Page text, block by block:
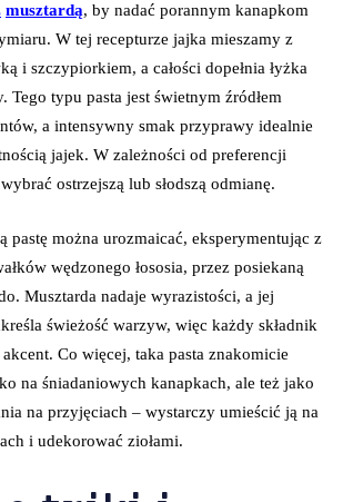
musztardą, by nadać porannym kanapkom
W tej recepturze jajka mieszamy z
i szczypiorkiem, a całości dopełnia łyżka
Tego typu pasta jest świetnym źródłem
a intensywny smak przyprawy idealnie
jajek. W zależności od preferencji
ostrzejszą lub słodszą odmianę.
pastę można urozmaicać, eksperymentując z
wędzonego łososia, przez posiekaną
Musztarda nadaje wyrazistości, a jej
świeżość warzyw, więc każdy składnik
Co więcej, taka pasta znakomicie
na śniadaniowych kanapkach, ale też jako
na przyjęciach – wystarczy umieścić ją na
i udekorować ziołami.